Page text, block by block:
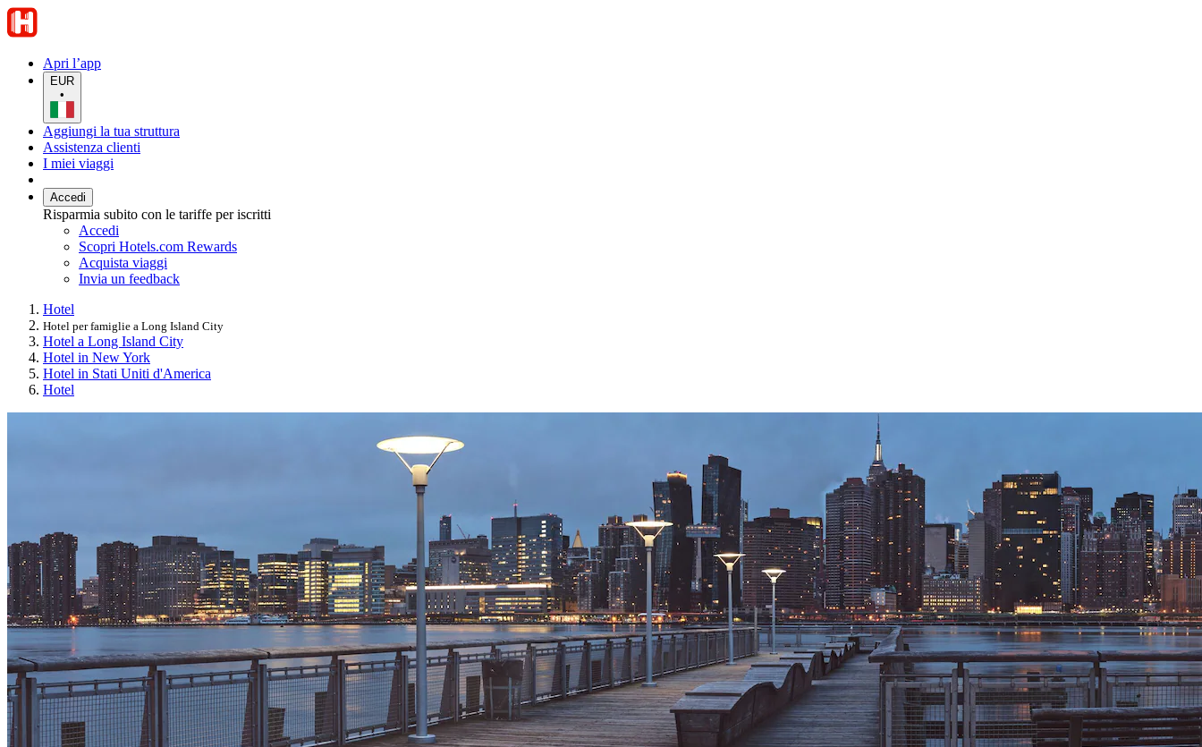
Apri l’app
EUR
•
Aggiungi la tua struttura
Assistenza clienti
I miei viaggi
Accedi
Risparmia subito con le tariffe per iscritti
Accedi
Scopri Hotels.com Rewards
Acquista viaggi
Invia un feedback
Hotel
Hotel per famiglie a Long Island City
Hotel a Long Island City
Hotel in New York
Hotel in Stati Uniti d'America
Hotel